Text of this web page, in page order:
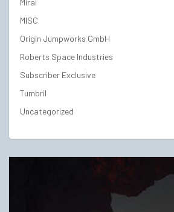
Mirai
MISC
Origin Jumpworks GmbH
Roberts Space Industries
Subscriber Exclusive
Tumbril
Uncategorized